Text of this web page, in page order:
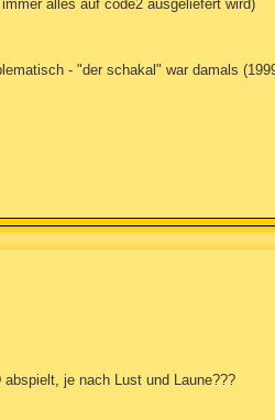
alles auf code2 ausgeliefert wird)
- "der schakal" war damals
je nach Lust und Laune???